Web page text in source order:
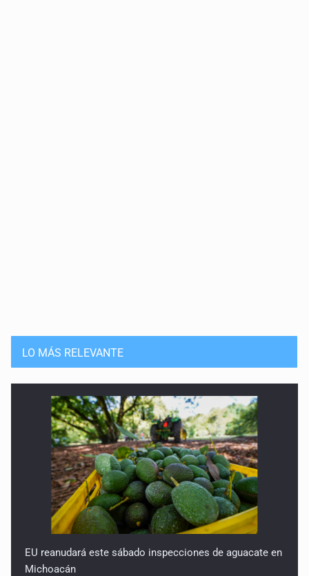
LO MÁS RELEVANTE
EU reanudará este sábado inspecciones de aguacate en
Michoacán